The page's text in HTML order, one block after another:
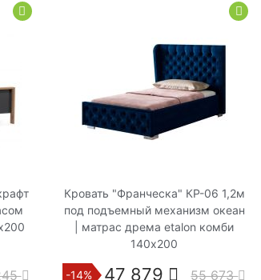
Кровать "Франческа" КР-06 1,2м
под подъемный механизм океан
| матрас дрема etalon комби
140х200
-14% 47 879 55 673